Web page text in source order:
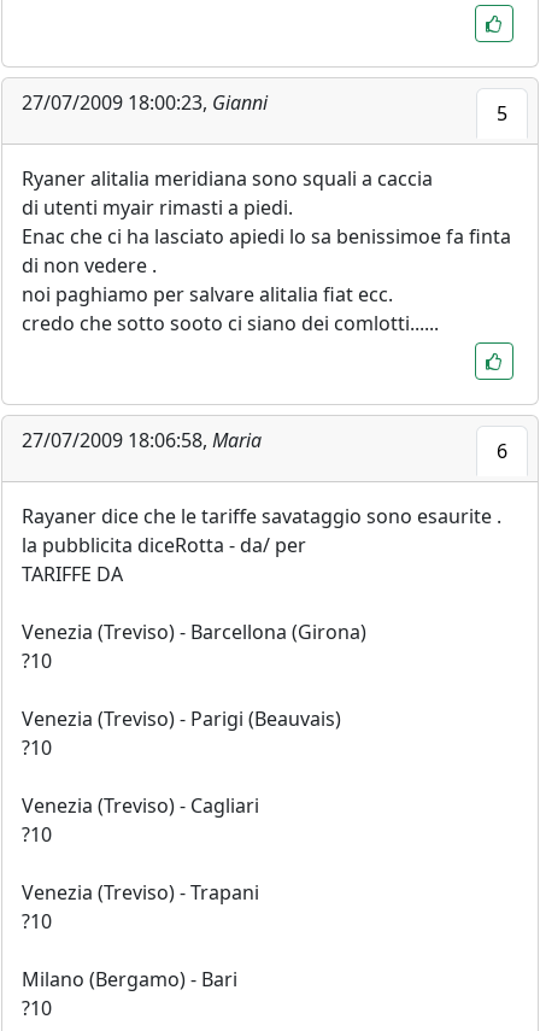
27/07/2009 18:00:23, Gianni 5
Ryaner alitalia meridiana sono squali a caccia
di utenti myair rimasti a piedi.
Enac che ci ha lasciato apiedi lo sa benissimoe fa finta
di non vedere .
noi paghiamo per salvare alitalia fiat ecc.
credo che sotto sooto ci siano dei comlotti......
27/07/2009 18:06:58, Maria 6
Rayaner dice che le tariffe savataggio sono esaurite .
la pubblicita diceRotta - da/ per
TARIFFE DA
Venezia (Treviso) - Barcellona (Girona)
?10
Venezia (Treviso) - Parigi (Beauvais)
?10
Venezia (Treviso) - Cagliari
?10
Venezia (Treviso) - Trapani
?10
Milano (Bergamo) - Bari
?10